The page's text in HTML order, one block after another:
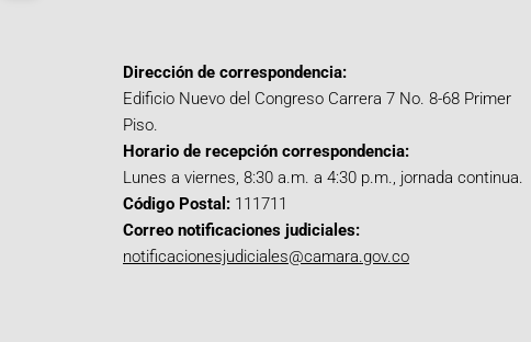
Dirección de correspondencia:
Edificio Nuevo del Congreso Carrera 7 No. 8-68 Primer
Piso.
Horario de recepción correspondencia:
Lunes a viernes, 8:30 a.m. a 4:30 p.m., jornada continua.
Código Postal: 111711
Correo notificaciones judiciales:
notificacionesjudiciales@camara.gov.co